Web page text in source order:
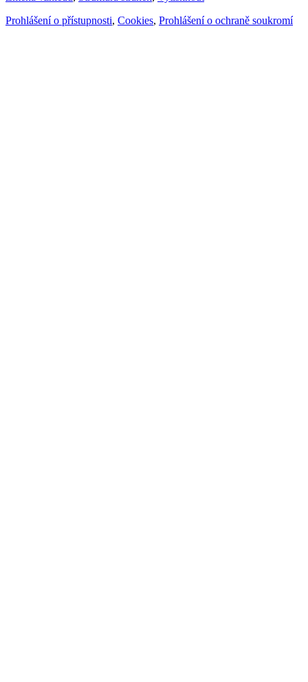
Prohlášení o přístupnosti, Cookies, Prohlášení o ochraně soukromí